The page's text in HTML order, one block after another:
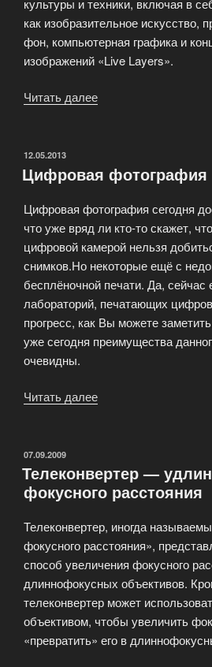
культуры и техники, включая в
как изобразительное искусство,
фон, компьютерная графика и
изображений «Live Layers».
Читать далее
ОПУБЛИКОВАНО
12.05.2013
Цифровая фотография
Цифровая фотография сегодня
что уже вряд ли кто-то скажет,
цифровой камерой нельзя
снимков.Но некоторые ещё с
бесплёночной печати. Да, сейчас
лабораторий, печатающих
прогресс, как Вы можете
уже сегодня преимущества
очевидны.
Читать далее
ОПУБЛИКОВАНО
07.09.2009
Телеконвертер —
фокусного расстояния
Телеконвертер, иногда
фокусного расстояния»,
способ увеличения фокусного
длиннофокусных объективов.
телеконвертер может
объективом, чтобы увеличить
«превратить» его в